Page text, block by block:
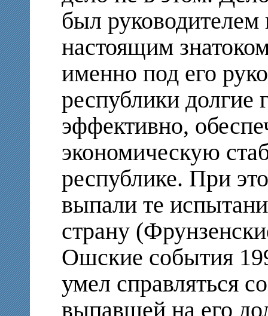
был руководителем
настоящим
именно под его
республики долгие
эффективно,
экономическую
республике. При
выпали те
страну
Ошские события
умел справляться
выпавшей на его